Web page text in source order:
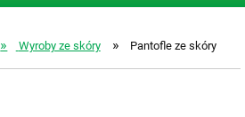
» Wyroby ze skóry » Pantofle ze skóry